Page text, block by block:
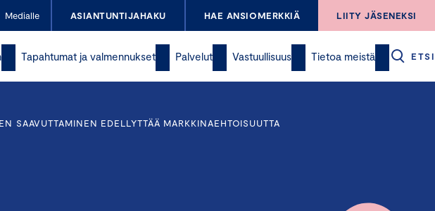
Medialle ASIANTUNTIJAHAKU HAE ANSIOMERKKIÄ LIITY JÄSENEKSI
Tapahtumat ja valmennukset Palvelut Vastuullisuus Tietoa meistä ETSI
SAAVUTTAMINEN EDELLYTTÄÄ MARKKINAEHTOISUUTTA